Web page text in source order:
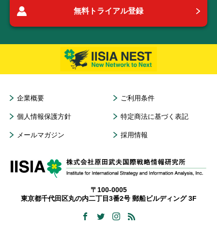
無料トライアル登録
企業概要 ご利用条件
個人情報保護方針 特定商法に基づく表記
メールマガジン 採用情報
〒100-0005
東京都千代田区丸の内二丁目3番2号 郵船ビルディング 3F